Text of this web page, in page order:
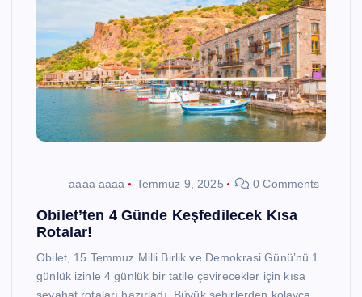
aaaa aaaa Temmuz 9, 2025 0 Comments
Obilet’ten 4 Günde Keşfedilecek Kısa
Rotalar!
Obilet, 15 Temmuz Milli Birlik ve Demokrasi Günü’nü 1
günlük izinle 4 günlük bir tatile çevirecekler için kısa